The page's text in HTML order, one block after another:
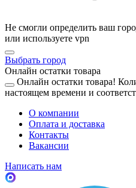
Не смогли определить ваш
или используете vpn
Выбрать город
Онлайн остатки товара
Онлайн остатки товара!
настоящем времени и
О компании
Оплата и доставка
Контакты
Вакансии
Написать нам